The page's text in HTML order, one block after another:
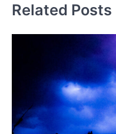
Related Posts